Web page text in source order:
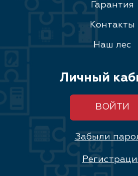
Гарантия
Контакты
Наш лес
Личный
ВОЙТИ
Забыли